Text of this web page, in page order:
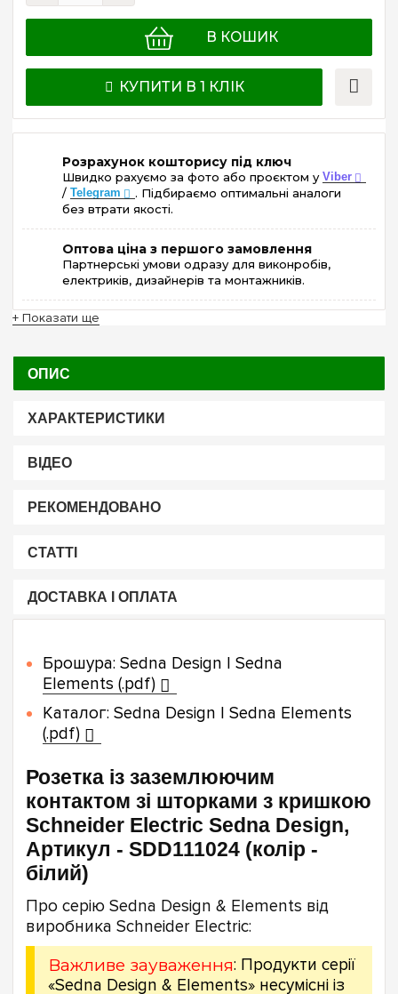
В КОШИК
КУПИТИ В 1 КЛІК
Розрахунок кошторису під ключ
Швидко рахуємо за фото або проєктом у Viber
/ Telegram
. Підбираємо оптимальні аналоги
без втрати якості.
Оптова ціна з першого замовлення
Партнерські умови одразу для виконробів,
електриків, дизайнерів та монтажників.
+ Показати ще
ОПИС
ХАРАКТЕРИСТИКИ
ВІДЕО
РЕКОМЕНДОВАНО
СТАТТІ
ДОСТАВКА І ОПЛАТА
Брошура: Sedna Design | Sedna
Elements (.pdf)
Каталог: Sedna Design | Sedna Elements
(.pdf)
Розетка із заземлюючим
контактом зі шторками з кришкою
Schneider Electric Sedna Design,
Артикул - SDD111024 (колір -
білий)
Про серію Sedna Design & Elements від
виробника Schneider Electric:
Важливе зауваження: Продукти серії
«Sedna Design & Elements» несумісні із